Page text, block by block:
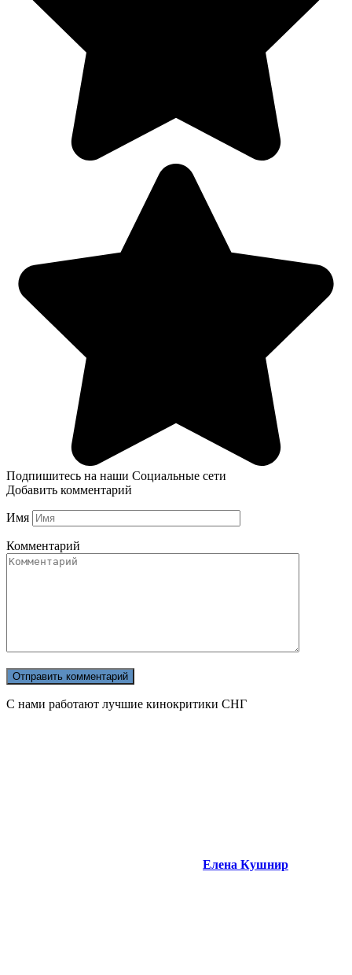
Подпишитесь на наши Социальные сети
Добавить комментарий
Имя
Комментарий
С нами работают лучшие кинокритики СНГ
Елена Кушнир